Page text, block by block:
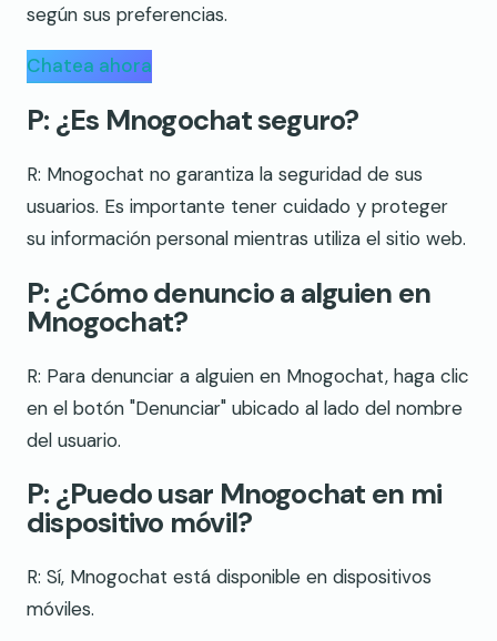
según sus preferencias.
Chatea ahora
P: ¿Es Mnogochat seguro?
R: Mnogochat no garantiza la seguridad de sus
usuarios. Es importante tener cuidado y proteger
su información personal mientras utiliza el sitio web.
P: ¿Cómo denuncio a alguien en
Mnogochat?
R: Para denunciar a alguien en Mnogochat, haga clic
en el botón "Denunciar" ubicado al lado del nombre
del usuario.
P: ¿Puedo usar Mnogochat en mi
dispositivo móvil?
R: Sí, Mnogochat está disponible en dispositivos
móviles.